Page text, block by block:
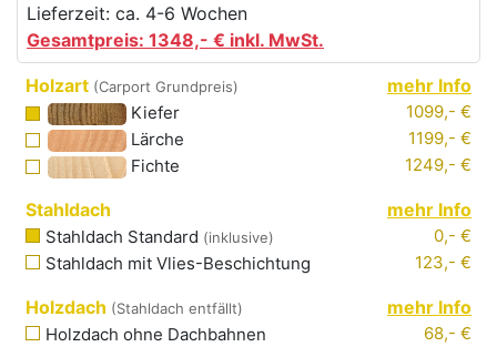
Lieferzeit: ca. 4-6 Wochen
Gesamtpreis: 1348,- € inkl. MwSt.
Holzart (Carport Grundpreis) mehr Info
Kiefer
1099,- €
Lärche
1199,- €
Fichte
1249,- €
Stahldach mehr Info
Stahldach Standard (inklusive)
0,- €
Stahldach mit Vlies-Beschichtung 123,- €
Holzdach (Stahldach entfällt) mehr Info
Holzdach ohne Dachbahnen
68,- €